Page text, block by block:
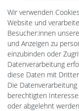
Batteriespeicher
PlentiSolar
Gebrauchtlicht
Ledkauf
DEYESOLAR
Lightech
CardanLight
FORTIMO LEDs
LED-
MeinUSB
Wir verwenden
Website und
Besucher:innen
und Anzeigen zu
einzubinden oder
Datenverarbeitung
diese Daten mit
Die
berechtigten
oder abgelehnt